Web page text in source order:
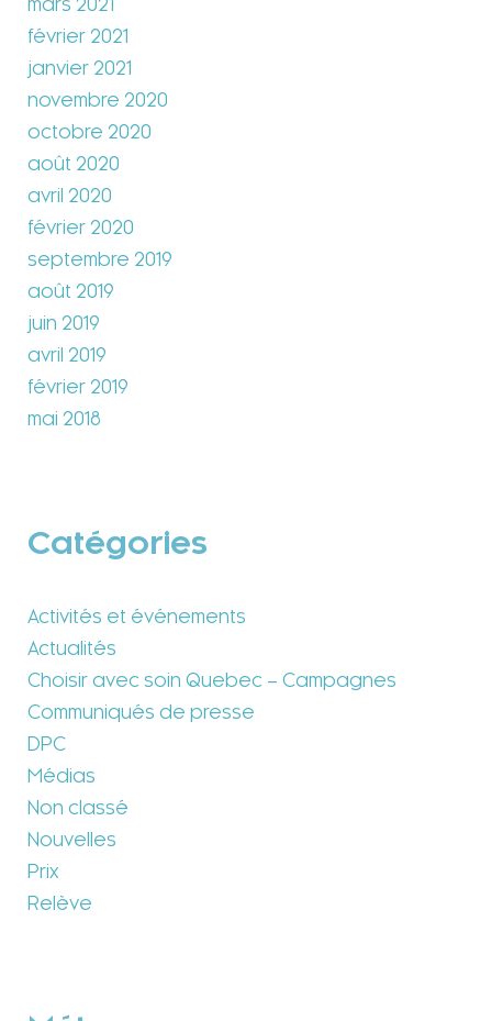
mars 2021
février 2021
janvier 2021
novembre 2020
octobre 2020
août 2020
avril 2020
février 2020
septembre 2019
août 2019
juin 2019
avril 2019
février 2019
mai 2018
Catégories
Activités et événements
Actualités
Choisir avec soin Quebec – Campagnes
Communiqués de presse
DPC
Médias
Non classé
Nouvelles
Prix
Relève